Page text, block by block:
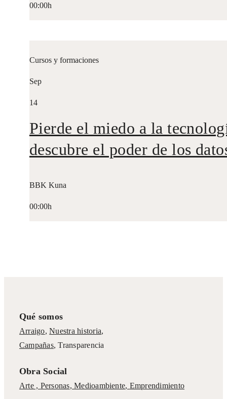
00:00h
Cursos y formaciones
Sep
14
Pierde el miedo a la
descubre el poder de los
BBK Kuna
00:00h
Qué somos
Arraigo,Nuestra historia,
Campañas, Transparencia
Obra Social
Arte , Personas,Medioambiente, Emprendimiento